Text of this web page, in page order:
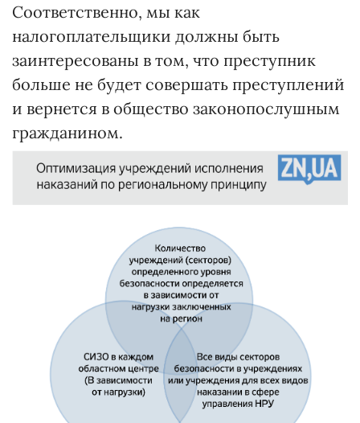
Соответственно, мы как
налогоплательщики должны быть
заинтересованы в том, что преступник
больше не будет совершать преступлений
и вернется в общество законопослушным
гражданином.